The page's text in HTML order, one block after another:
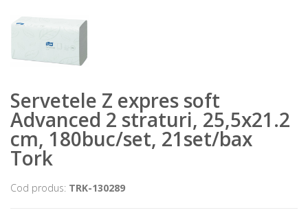
Servetele Z expres soft
Advanced 2 straturi, 25,5x21.2
cm, 180buc/set, 21set/bax
Tork
Cod produs: TRK-130289